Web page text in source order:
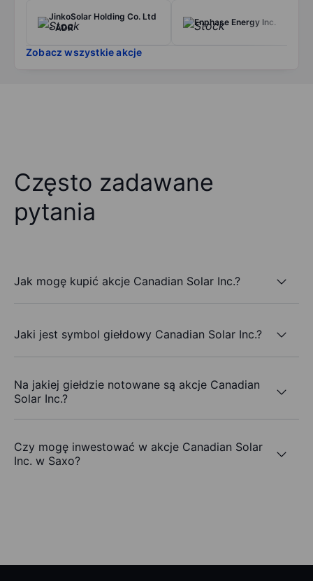
JinkoSolar Holding Co. Ltd
- ADR
Enphase Energy Inc.
Zobacz wszystkie akcje
Często zadawane
pytania
Jak mogę kupić akcje Canadian Solar Inc.?
Jaki jest symbol giełdowy Canadian Solar Inc.?
Na jakiej giełdzie notowane są akcje Canadian
Solar Inc.?
Czy mogę inwestować w akcje Canadian Solar
Inc. w Saxo?